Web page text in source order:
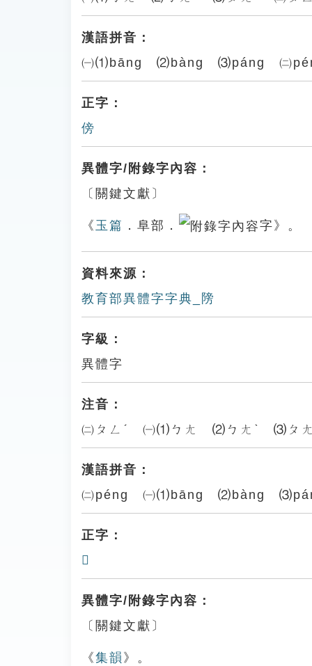
漢語拼音：
㈠⑴bāng ⑵bàng ⑶páng ㈡
正字：
傍
異體字/附錄字內容：
〔關鍵文獻〕
《 玉篇 ．阜部． 字》。
資料來源：
教育部異體字字典_䧛
字級：
異體字
注音：
㈡ㄆㄥˊ ㈠⑴ㄅㄤ ⑵ㄅㄤˋ ⑶ㄆ
漢語拼音：
㈡péng ㈠⑴bāng ⑵bàng
正字：
𨍩
異體字/附錄字內容：
〔關鍵文獻〕
《集韻 》。